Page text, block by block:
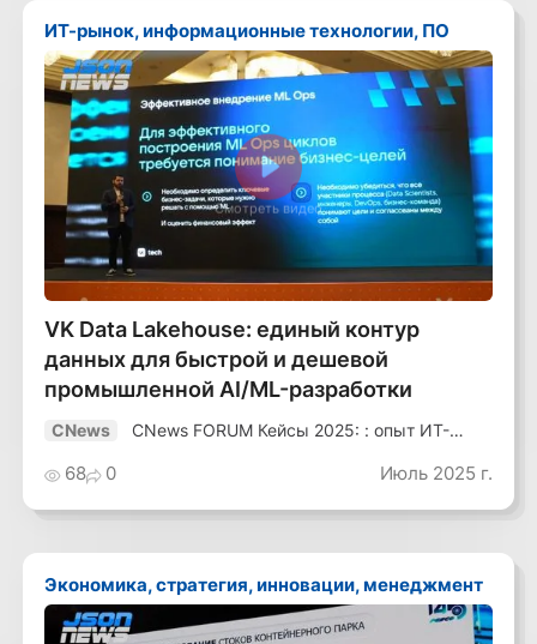
ИТ-рынок, информационные технологии, ПО
Смотреть видео
VK Data Lakehouse: единый контур
данных для быстрой и дешевой
промышленной AI/ML-разработки
CNews
CNews FORUM Кейсы 2025: : опыт ИТ-
68 0 Июль 2025 г.
Экономика, стратегия, инновации, менеджмент